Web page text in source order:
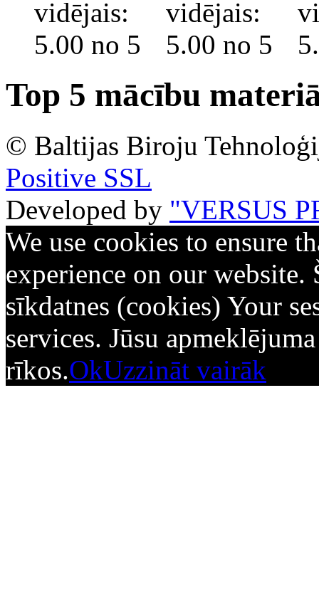
Top 5 mācību
© Baltijas Biroju
Positive SSL
Developed by "VERSUS
We use cookies to ensure
experience on our website.
sīkdatnes (cookies) Your
services. Jūsu
rīkos.OkUzzināt vairāk